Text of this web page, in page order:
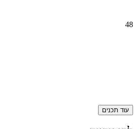
48
עוד תכנים